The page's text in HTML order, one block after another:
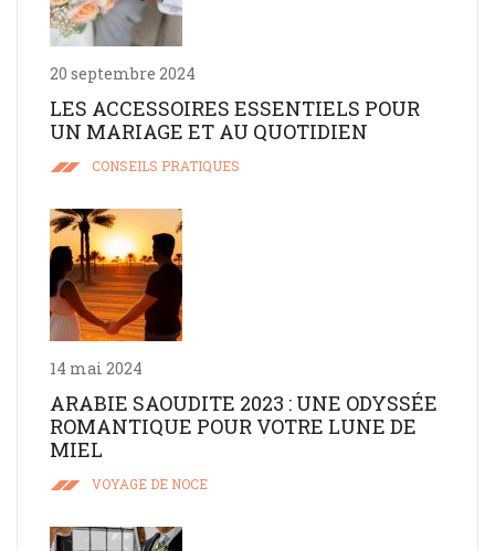
20 septembre 2024
LES ACCESSOIRES ESSENTIELS POUR
UN MARIAGE ET AU QUOTIDIEN
CONSEILS PRATIQUES
14 mai 2024
ARABIE SAOUDITE 2023 : UNE ODYSSÉE
ROMANTIQUE POUR VOTRE LUNE DE
MIEL
VOYAGE DE NOCE